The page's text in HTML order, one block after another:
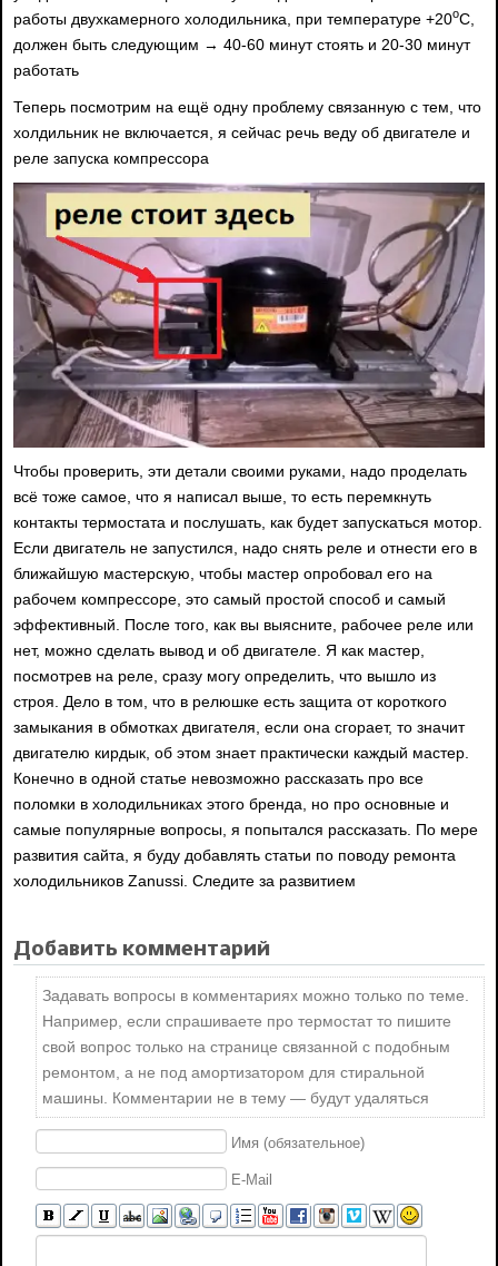
работы двухкамерного холодильника, при температуре +20оС,
должен быть следующим → 40-60 минут стоять и 20-30 минут
работать
Теперь посмотрим на ещё одну проблему связанную с тем, что
холдильник не включается, я сейчас речь веду об двигателе и
реле запуска компрессора
Чтобы проверить, эти детали своими руками, надо проделать
всё тоже самое, что я написал выше, то есть перемкнуть
контакты термостата и послушать, как будет запускаться мотор.
Если двигатель не запустился, надо снять реле и отнести его в
ближайшую мастерскую, чтобы мастер опробовал его на
рабочем компрессоре, это самый простой способ и самый
эффективный. После того, как вы выясните, рабочее реле или
нет, можно сделать вывод и об двигателе. Я как мастер,
посмотрев на реле, сразу могу определить, что вышло из
строя. Дело в том, что в релюшке есть защита от короткого
замыкания в обмотках двигателя, если она сгорает, то значит
двигателю кирдык, об этом знает практически каждый мастер.
Конечно в одной статье невозможно рассказать про все
поломки в холодильниках этого бренда, но про основные и
самые популярные вопросы, я попытался рассказать. По мере
развития сайта, я буду добавлять статьи по поводу ремонта
холодильников Zanussi. Следите за развитием
Добавить комментарий
Задавать вопросы в комментариях можно только по теме.
Например, если спрашиваете про термостат то пишите
свой вопрос только на странице связанной с подобным
ремонтом, а не под амортизатором для стиральной
машины. Комментарии не в тему — будут удаляться
Имя (обязательное)
E-Mail